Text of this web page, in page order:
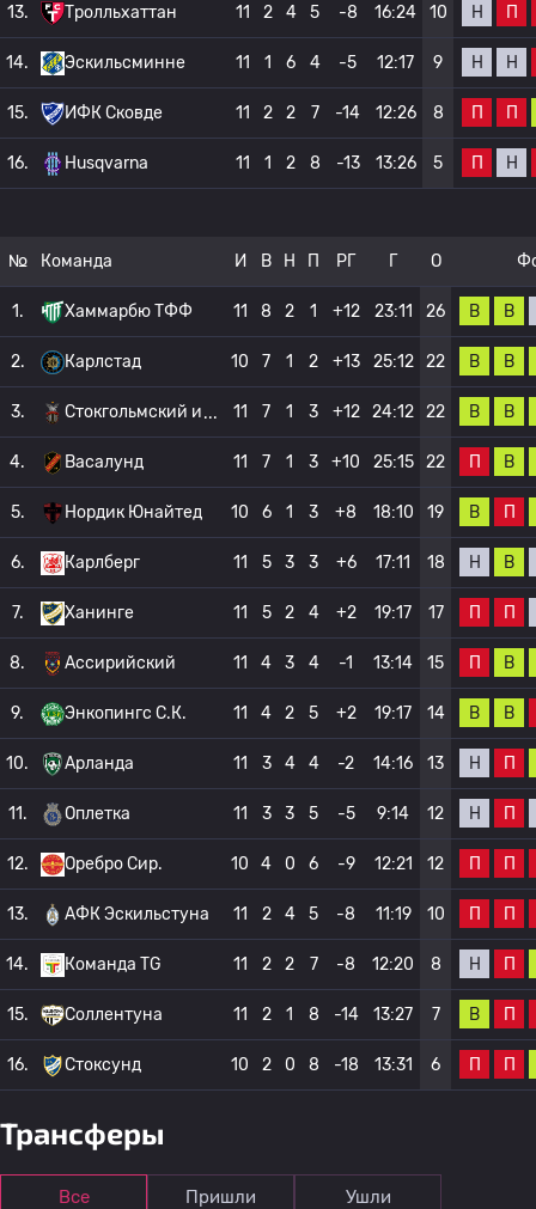
13. Тролльхаттан 11 2 4 5 -8 16:24 10 Н П
14. Эскильсминне 11 1 6 4 -5 12:17 9 Н Н
15. ИФК Сковде 11 2 2 7 -14 12:26 8 П П
16. Husqvarna 11 1 2 8 -13 13:26 5 П Н
№ Команда И В Н П РГ Г О
1. Хаммарбю ТФФ 11 8 2 1 +12 23:11 26 В В
2. Карлстад 10 7 1 2 +13 25:12 22 В В
3. Стокгольмский и 11 7 1 3 +12 24:12 22 В В
4. Васалунд 11 7 1 3 +10 25:15 22 П В
5. Нордик Юнайтед 10 6 1 3 +8 18:10 19 В П
6. Карлберг 11 5 3 3 +6 17:11 18 Н В
7. Ханинге 11 5 2 4 +2 19:17 17 П П
8. Ассирийский 11 4 3 4 -1 13:14 15 П В
9. Энкопингс С.К. 11 4 2 5 +2 19:17 14 В В
10. Арланда 11 3 4 4 -2 14:16 13 Н П
11. Оплетка 11 3 3 5 -5 9:14 12 Н П
12. Оребро Сир. 10 4 0 6 -9 12:21 12 П П
13. АФК Эскильстуна 11 2 4 5 -8 11:19 10 П П
14. Команда TG 11 2 2 7 -8 12:20 8 Н П
15. Соллентуна 11 2 1 8 -14 13:27 7 В П
16. Стоксунд 10 2 0 8 -18 13:31 6 П П
Трансферы
Все Пришли Ушли